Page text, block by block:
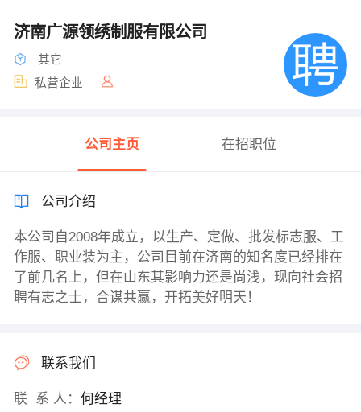
济南广源领绣制服有限公司
其它
私营企业
公司主页 在招职位
公司介绍
本公司自2008年成立，以生产、定做、批发标志服、工
作服、职业装为主，公司目前在济南的知名度已经排在
了前几名上，但在山东其影响力还是尚浅，现向社会招
聘有志之士，合谋共赢，开拓美好明天！
联系我们
联 系 人： 何经理